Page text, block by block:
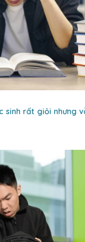
sinh rất giỏi nhưng